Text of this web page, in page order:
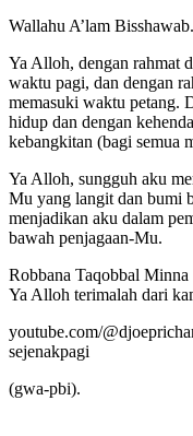
Wallahu A’lam Bisshawab.
Ya Alloh, dengan rahmat
waktu pagi, dan dengan
memasuki waktu petang.
hidup dan dengan
kebangkitan (bagi semua
Ya Alloh, sungguh aku
Mu yang langit dan bumi
menjadikan aku dalam
bawah penjagaan-Mu.
Robbana Taqobbal Minna
Ya Alloh terimalah dari
youtube.com/
sejenakpagi
(gwa-pbi).